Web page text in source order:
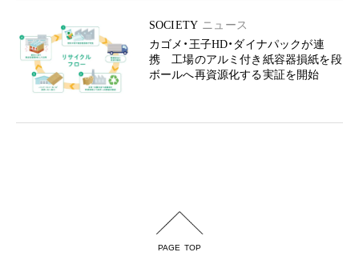
SOCIETY ニュース
カゴメ・王子HD・ダイナパックが連
携 工場のアルミ付き紙容器損紙を段
ボールへ再資源化する実証を開始
PAGE TOP